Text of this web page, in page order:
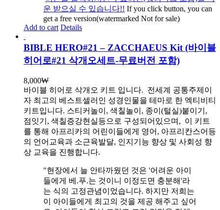
운 받으실 수 있습니다!! If you click button, you can
get a free version(watermarked Not for sale)
Add to cart Details
BIBLE HERO#21 – ZACCHAEUS Kit (바이블
히어로#21 삭개오세트-무료버전 포함)
8,000₩
바이블 히어로 삭개오 키트 입니다. 전세계 공통주제이
자 최고의 베스트셀러인 성경인물을 테마로 한 엑티비티
키트입니다. 스티커놀이, 색칠놀이, 종이(털실)붙이기,
점잇기, 색칠증강현실등으로 구성되어있으며, 이 키트
를 통해 아프리카의 어린이들에게 영어, 아프리칸스어등
의 언어교육과 소근육발달, 인지기능 향상 및 사회성 향
상 교육을 진행합니다.
"현장에서 늘 안타까웠던 것은 '어려운 아이
들에게 베.푸.는 것이니 이정도면 충분해'라
는 식의 고정관념이었습니다. 하지만 저희는
이 아이들에게 최고의 것을 제공 해주고 싶어